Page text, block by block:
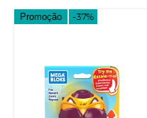
Promoção -37%